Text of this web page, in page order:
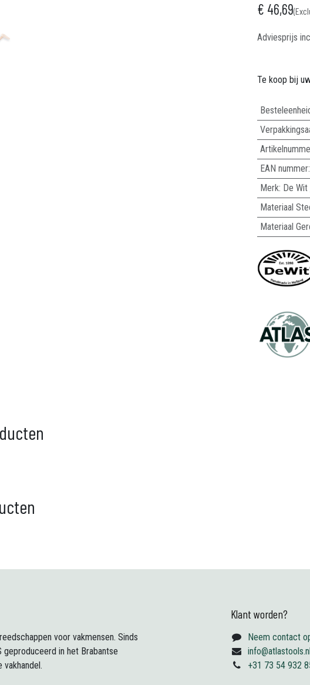
€ 46,69
Adviesprijs
Te koop bij
EAN nummer:
Merk: De Wit
Materiaal
Materiaal
voor vakmensen. Sinds
in het Brabantse
vakhandel.
Klant worden?
Neem contact
info@atlastools.nl
+31 73 54 932